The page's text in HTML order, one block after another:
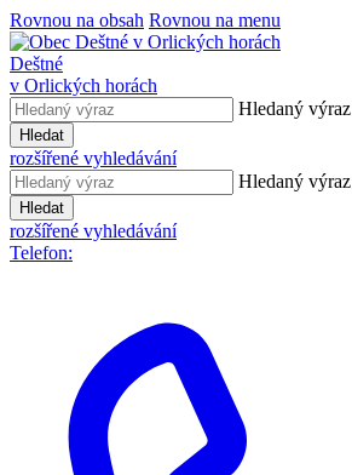
Rovnou na obsah Rovnou na menu
Deštné
v Orlických horách
Hledaný výraz
Hledat
rozšířené vyhledávání
Hledaný výraz
Hledat
rozšířené vyhledávání
Telefon: